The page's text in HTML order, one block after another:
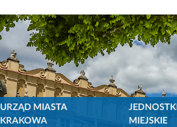
URZĄD MIASTA
KRAKOWA
JEDNOSTKI
MIEJSKIE